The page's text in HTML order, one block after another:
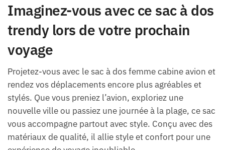
Imaginez-vous avec ce sac à dos
trendy lors de votre prochain
voyage
Projetez-vous avec le sac à dos femme cabine avion et
rendez vos déplacements encore plus agréables et
stylés. Que vous preniez l’avion, exploriez une
nouvelle ville ou passiez une journée à la plage, ce sac
vous accompagne partout avec style. Conçu avec des
matériaux de qualité, il allie style et confort pour une